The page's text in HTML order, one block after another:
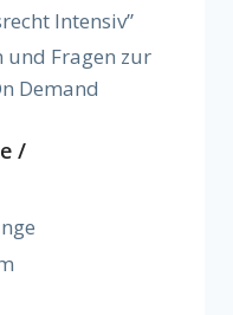
Intensiv”
und Fragen zur
Demand
/